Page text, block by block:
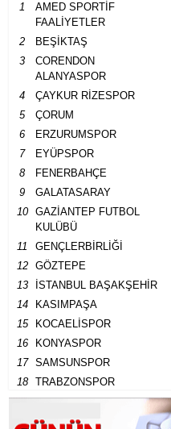
1
AMED SPORTİF
FAALİYETLER
2 BEŞİKTAŞ
3
CORENDON
ALANYASPOR
4 ÇAYKUR RİZESPOR
5
ÇORUM
6
ERZURUMSPOR
7
EYÜPSPOR
8
FENERBAHÇE
9
GALATASARAY
10
GAZİANTEP FUTBOL
KULÜBÜ
11 GENÇLERBİRLİĞİ
12
GÖZTEPE
13
İSTANBUL BAŞAKŞEHİR
14
KASIMPAŞA
15
KOCAELİSPOR
16
KONYASPOR
17
SAMSUNSPOR
18
TRABZONSPOR